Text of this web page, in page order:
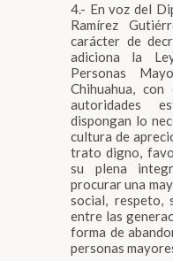
4.- En voz del
Ramírez
carácter de
adiciona la
Personas
Chihuahua,
autoridades
dispongan lo
cultura de
trato digno,
su plena
procurar una
social, respeto,
entre las
forma de
personas